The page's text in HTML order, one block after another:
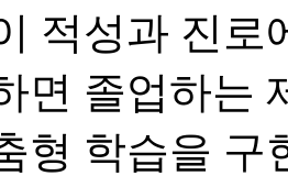
적성과 진로
면 졸업하는
형 학습을